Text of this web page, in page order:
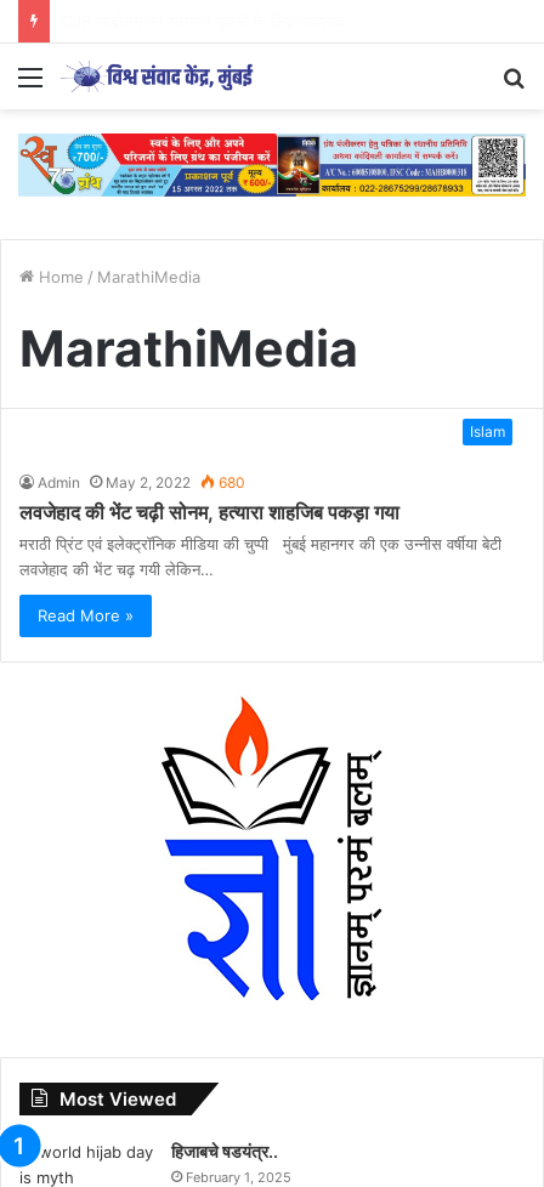
Menu
Home / MarathiMedia
MarathiMedia
Islam
Admin May 2, 2022 680
लवजेहाद की भेंट चढ़ी सोनम, हत्यारा शाहजिब पकड़ा गया
मराठी प्रिंट एवं इलेक्ट्रॉनिक मीडिया की चुप्पी मुंबई महानगर की एक उन्नीस वर्षीया बेटी
लवजेहाद की भेंट चढ़ गयी लेकिन…
Read More »
Most Viewed
हिजाबचे षडयंत्र..
February 1, 2025